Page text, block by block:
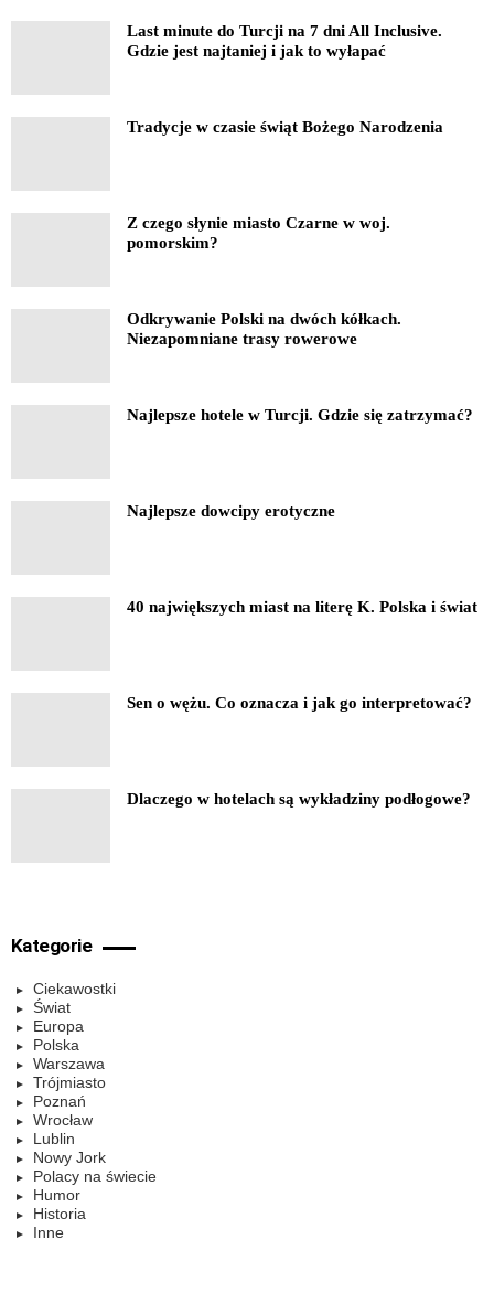
Last minute do Turcji na 7 dni All Inclusive.
Gdzie jest najtaniej i jak to wyłapać
Tradycje w czasie świąt Bożego Narodzenia
Z czego słynie miasto Czarne w woj.
pomorskim?
Odkrywanie Polski na dwóch kółkach.
Niezapomniane trasy rowerowe
Najlepsze hotele w Turcji. Gdzie się zatrzymać?
Najlepsze dowcipy erotyczne
40 największych miast na literę K. Polska i świat
Sen o wężu. Co oznacza i jak go interpretować?
Dlaczego w hotelach są wykładziny podłogowe?
Kategorie
Ciekawostki
Świat
Europa
Polska
Warszawa
Trójmiasto
Poznań
Wrocław
Lublin
Nowy Jork
Polacy na świecie
Humor
Historia
Inne